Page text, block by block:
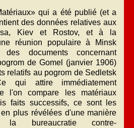
qui a été publié (et a
des données relatives aux
Kiev et Rostov, et à la
réunion populaire à Minsk
des documents concernant
de Gomel (janvier 1906)
relatifs au pogrom de Sedletsk
qui attire immédiatement
l'on compare les matériaux
faits successifs, ce sont les
plus révélées d'une manière
bureaucratie contre-